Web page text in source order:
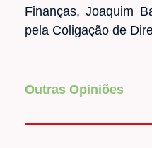
Finanças, Joaquim
pela Coligação de
Outras Opiniões